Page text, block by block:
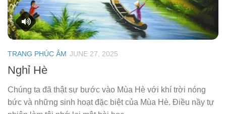
TRANG PHÚC ÂM JUNE 27, 2025
Nghỉ Hè
Chúng ta đã thật sự bước vào Mùa Hè với khí trời nóng
bức và những sinh hoạt đặc biệt của Mùa Hè. Điều nầy tự